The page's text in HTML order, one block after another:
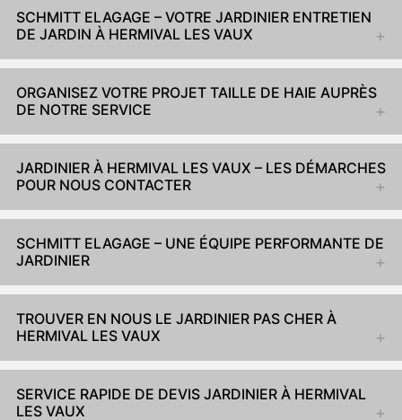
SCHMITT ELAGAGE – VOTRE JARDINIER ENTRETIEN
DE JARDIN À HERMIVAL LES VAUX
ORGANISEZ VOTRE PROJET TAILLE DE HAIE AUPRÈS
DE NOTRE SERVICE
JARDINIER À HERMIVAL LES VAUX – LES DÉMARCHES
POUR NOUS CONTACTER
SCHMITT ELAGAGE – UNE ÉQUIPE PERFORMANTE DE
JARDINIER
TROUVER EN NOUS LE JARDINIER PAS CHER À
HERMIVAL LES VAUX
SERVICE RAPIDE DE DEVIS JARDINIER À HERMIVAL
LES VAUX